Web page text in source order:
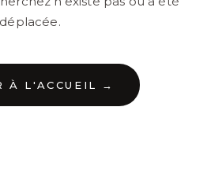
déplacée.
À L'ACCUEIL →